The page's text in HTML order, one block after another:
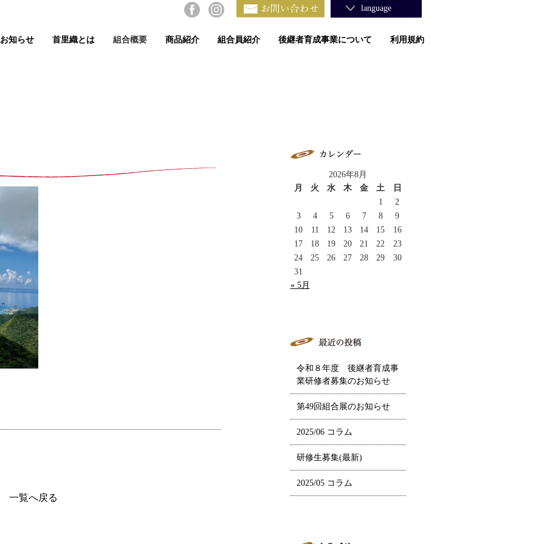
お知らせ 首里織とは 組合概要 商品紹介 組合員紹介 後継者育成事業について 利用規約
language
一覧へ戻る
2026年8月
月
火 水 木 金 土
日
1
2
3
4 5 6 7 8
9
10
11 12 13 14 15
16
17
18 19 20 21 22
23
24
25 26 27 28 29
30
31
« 5月
令和８年度 後継者育成事
業研修者募集のお知らせ
第49回組合展のお知らせ
2025/06 コラム
研修生募集(最新)
2025/05 コラム